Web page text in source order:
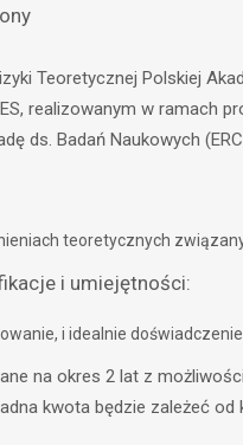
Teoretycznej Polskiej
realizowanym w ramach
ds. Badań Naukowych
teoretycznych
i umiejętności:
i idealnie
na okres 2 lat z
kwota będzie zależeć od